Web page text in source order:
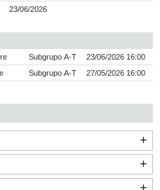
23/06/2026
Subgrupo A-T
23/06/2026 16:00
Subgrupo A-T 27/05/2026 16:00